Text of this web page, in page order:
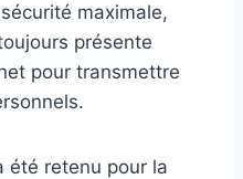
maximale,
présente
pour transmettre
été retenu pour la